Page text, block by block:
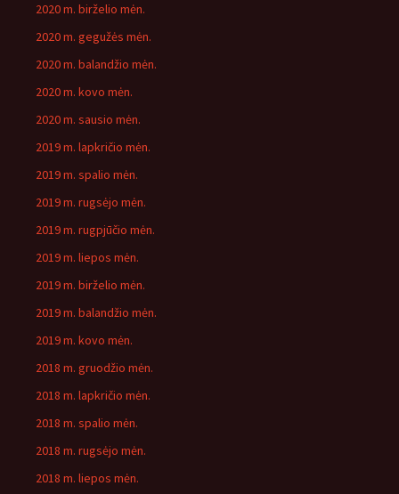
2020 m. birželio mėn.
2020 m. gegužės mėn.
2020 m. balandžio mėn.
2020 m. kovo mėn.
2020 m. sausio mėn.
2019 m. lapkričio mėn.
2019 m. spalio mėn.
2019 m. rugsėjo mėn.
2019 m. rugpjūčio mėn.
2019 m. liepos mėn.
2019 m. birželio mėn.
2019 m. balandžio mėn.
2019 m. kovo mėn.
2018 m. gruodžio mėn.
2018 m. lapkričio mėn.
2018 m. spalio mėn.
2018 m. rugsėjo mėn.
2018 m. liepos mėn.